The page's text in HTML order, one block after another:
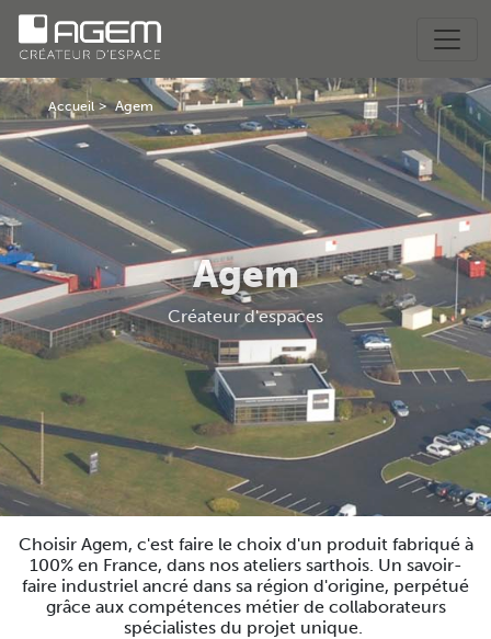
Agem
Créateur d'espaces
Accueil Agem
Choisir Agem, c'est faire le choix d'un produit fabriqué à
100% en France, dans nos ateliers sarthois. Un savoir-
faire industriel ancré dans sa région d'origine, perpétué
grâce aux compétences métier de collaborateurs
spécialistes du projet unique.